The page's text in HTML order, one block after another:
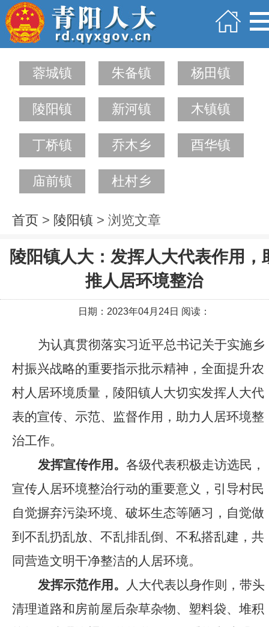
蓉城镇 朱备镇 杨田镇
陵阳镇 新河镇 木镇镇
丁桥镇 乔木乡 酉华镇
庙前镇 杜村乡
首页 > 陵阳镇 > 浏览文章
陵阳镇人大：发挥人大代表作用，
推人居环境整治
日期：2023年04月24日 阅读：
为认真贯彻落实习近平总书记关于实施乡
村振兴战略的重要指示批示精神，全面提升农
村人居环境质量， 陵阳镇人大切实发挥人大代
表的宣传、示范、监督作用，助力人居环境整
治工作。
发挥宣传作用。 各级代表积极走访选民，
宣传人居环境整治行动的重要意义，引导村民
自觉摒弃污染环境、破坏生态等陋习，自觉做
到不乱扔乱放、不乱排乱倒、不私搭乱建，共
同营造文明干净整洁的人居环境。
发挥示范作用。
人大代表以身作则，带头
清理道路和房前屋后杂草杂物、塑料袋、堆积